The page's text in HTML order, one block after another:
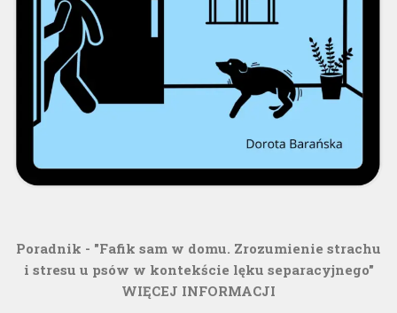
Poradnik - "Fafik sam w domu. Zrozumienie strachu
i stresu u psów w kontekście lęku separacyjnego"
WIĘCEJ INFORMACJI